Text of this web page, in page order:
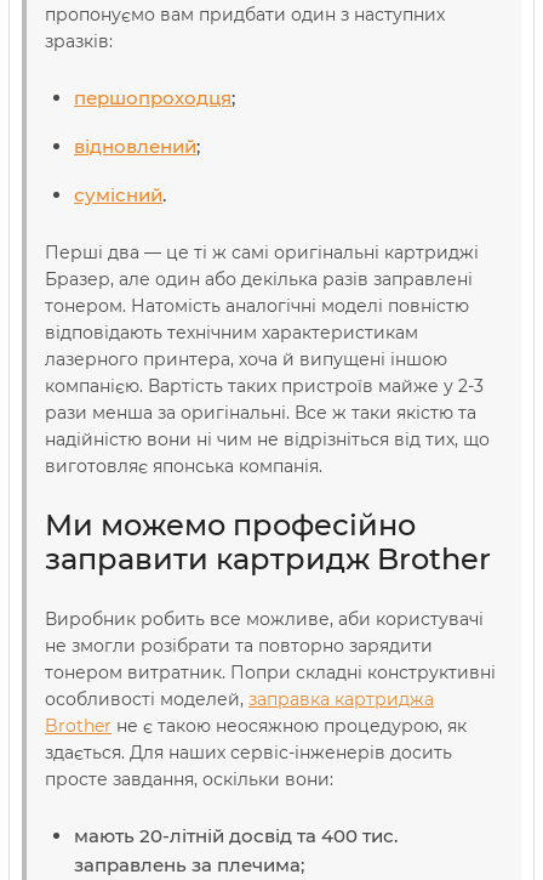
пропонуємо вам придбати один з наступних
зразків:
першопроходця;
відновлений;
сумісний.
Перші два — це ті ж самі оригінальні картриджі
Бразер, але один або декілька разів заправлені
тонером. Натомість аналогічні моделі повністю
відповідають технічним характеристикам
лазерного принтера, хоча й випущені іншою
компанією. Вартість таких пристроїв майже у 2-3
рази менша за оригінальні. Все ж таки якістю та
надійністю вони ні чим не відрізніться від тих, що
виготовляє японська компанія.
Ми можемо професійно
заправити картридж Brother
Виробник робить все можливе, аби користувачі
не змогли розібрати та повторно зарядити
тонером витратник. Попри складні конструктивні
особливості моделей, заправка картриджа
Brother не є такою неосяжною процедурою, як
здається. Для наших сервіс-інженерів досить
просте завдання, оскільки вони:
мають 20-літній досвід та 400 тис.
заправлень за плечима;